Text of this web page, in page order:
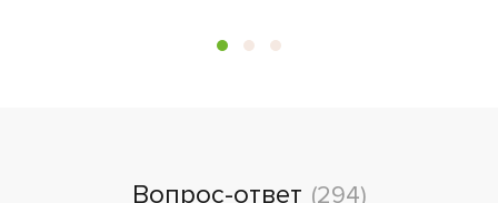
Вопрос-ответ (294)